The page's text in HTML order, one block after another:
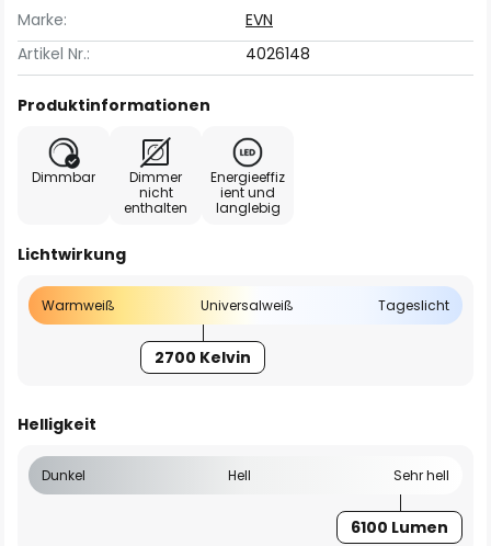
Marke:
EVN
Artikel Nr.:
4026148
Produktinformationen
Dimmbar
Dimmer
nicht
enthalten
Energieeffiz
ient und
langlebig
Lichtwirkung
Warmweiß Universalweiß Tageslicht
2700 Kelvin
Helligkeit
Dunkel Hell Sehr hell
6100 Lumen